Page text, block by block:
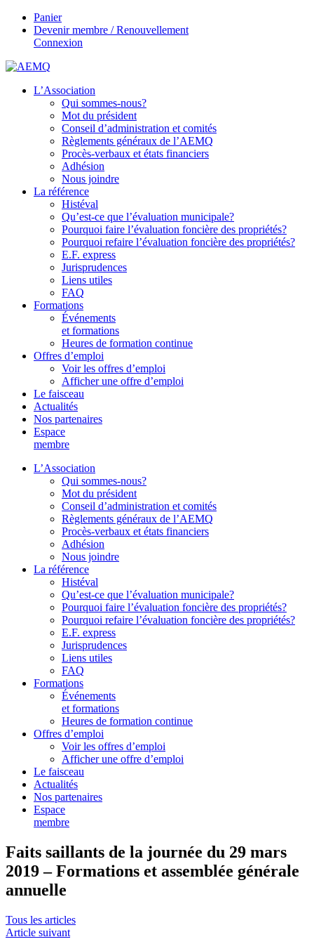
Panier
Devenir membre / Renouvellement
Connexion
L’Association
Qui sommes-nous?
Mot du président
Conseil d’administration et comités
Règlements généraux de l’AEMQ
Procès-verbaux et états financiers
Adhésion
Nous joindre
La référence
Histéval
Qu’est-ce que l’évaluation municipale?
Pourquoi faire l’évaluation foncière des propriétés?
Pourquoi refaire l’évaluation foncière des propriétés?
E.F. express
Jurisprudences
Liens utiles
FAQ
Formations
Événements
et formations
Heures de formation continue
Offres d’emploi
Voir les offres d’emploi
Afficher une offre d’emploi
Le faisceau
Actualités
Nos partenaires
Espace
membre
L’Association
Qui sommes-nous?
Mot du président
Conseil d’administration et comités
Règlements généraux de l’AEMQ
Procès-verbaux et états financiers
Adhésion
Nous joindre
La référence
Histéval
Qu’est-ce que l’évaluation municipale?
Pourquoi faire l’évaluation foncière des propriétés?
Pourquoi refaire l’évaluation foncière des propriétés?
E.F. express
Jurisprudences
Liens utiles
FAQ
Formations
Événements
et formations
Heures de formation continue
Offres d’emploi
Voir les offres d’emploi
Afficher une offre d’emploi
Le faisceau
Actualités
Nos partenaires
Espace
membre
Faits saillants de la journée du 29 mars
2019 – Formations et assemblée générale
annuelle
Tous les articles
Article suivant